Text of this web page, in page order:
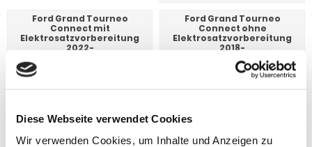
Diese Webseite verwendet Cookies
Wir verwenden Cookies, um Inhalte und Anzeigen zu
Ford Grand Tourneo
Connect mit
Elektrosatzvorbereitung
2022-
Ford Grand Tourneo
Connect ohne
Elektrosatzvorbereitung
2018-
Ford Grand Tourneo
Elektrosatzvorbereitung